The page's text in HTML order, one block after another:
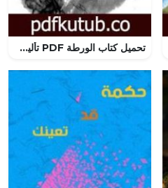
تحميل كتاب الورطة PDF تأليف توفيق الحكيم مجانا [كامل]